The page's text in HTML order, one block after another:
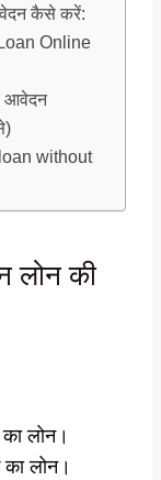
कैसे करें:
Online
आवेदन
without
लोन की
लोन।
लोन।